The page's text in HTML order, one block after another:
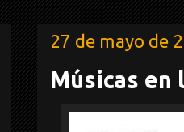
27 de mayo de
Músicas en